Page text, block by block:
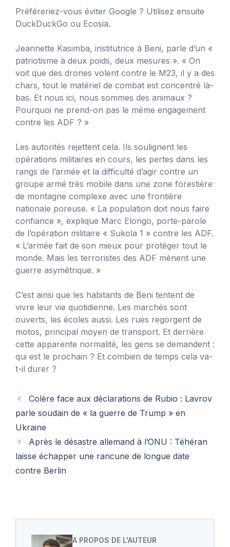
Préféreriez-vous éviter Google ? Utilisez ensuite
DuckDuckGo ou Ecosia.
Jeannette Kasimba, institutrice à Beni, parle d’un «
patriotisme à deux poids, deux mesures ». « On
voit que des drones volent contre le M23, il y a des
chars, tout le matériel de combat est concentré là-
bas. Et nous ici, nous sommes des animaux ?
Pourquoi ne prend-on pas le même engagement
contre les ADF ? »
Les autorités rejettent cela. Ils soulignent les
opérations militaires en cours, les pertes dans les
rangs de l’armée et la difficulté d’agir contre un
groupe armé très mobile dans une zone forestière
de montagne complexe avec une frontière
nationale poreuse. « La population doit nous faire
confiance », explique Marc Elongo, porte-parole
de l’opération militaire « Sukola 1 » contre les ADF.
« L’armée fait de son mieux pour protéger tout le
monde. Mais les terroristes des ADF mènent une
guerre asymétrique. »
C’est ainsi que les habitants de Beni tentent de
vivre leur vie quotidienne. Les marchés sont
ouverts, les écoles aussi. Les rues regorgent de
motos, principal moyen de transport. Et derrière
cette apparente normalité, les gens se demandent :
qui est le prochain ? Et combien de temps cela va-
t-il durer ?
Colère face aux déclarations de Rubio : Lavrov
parle soudain de « la guerre de Trump » en
Ukraine
Après le désastre allemand à l’ONU : Téhéran
laisse échapper une rancune de longue date
contre Berlin
A PROPOS DE L'AUTEUR